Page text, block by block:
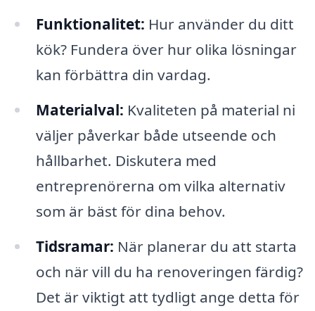
Funktionalitet: Hur använder du ditt
kök? Fundera över hur olika lösningar
kan förbättra din vardag.
Materialval: Kvaliteten på material ni
väljer påverkar både utseende och
hållbarhet. Diskutera med
entreprenörerna om vilka alternativ
som är bäst för dina behov.
Tidsramar: När planerar du att starta
och när vill du ha renoveringen färdig?
Det är viktigt att tydligt ange detta för